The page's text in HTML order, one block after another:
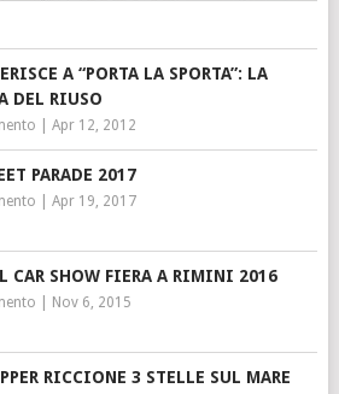
A “PORTA LA SPORTA”: LA
DEL RIUSO
Apr 12, 2012
PARADE 2017
Apr 19, 2017
CAR SHOW FIERA A RIMINI 2016
Nov 6, 2015
RICCIONE 3 STELLE SUL MARE